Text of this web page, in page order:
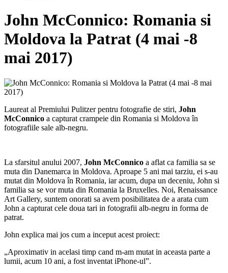
John McConnico: Romania si
Moldova la Patrat (4 mai -8
mai 2017)
Laureat al Premiului Pulitzer pentru fotografie de stiri, John
McConnico a capturat crampeie din Romania si Moldova în
fotografiile sale alb-negru.
La sfarsitul anului 2007, John McConnico a aflat ca familia sa se
muta din Danemarca in Moldova. Aproape 5 ani mai tarziu, ei s-au
mutat din Moldova în Romania, iar acum, dupa un deceniu, John si
familia sa se vor muta din Romania la Bruxelles. Noi, Renaissance
Art Gallery, suntem onorati sa avem posibilitatea de a arata cum
John a capturat cele doua tari in fotografii alb-negru in forma de
patrat.
John explica mai jos cum a inceput acest proiect:
„Aproximativ in acelasi timp cand m-am mutat in aceasta parte a
lumii, acum 10 ani, a fost inventat iPhone-ul”.